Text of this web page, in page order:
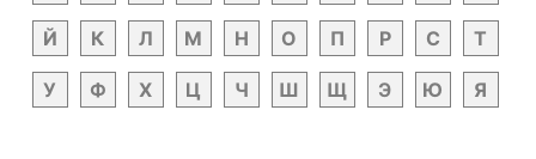
Й К Л М Н О П Р С Т
У Ф Х Ц Ч Ш Щ Э Ю Я